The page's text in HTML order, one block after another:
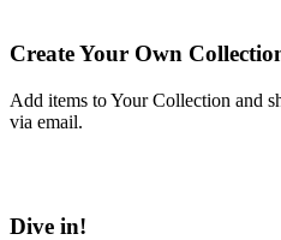
Create Your Own
Add items to Your Collection and
via email.
Dive in!